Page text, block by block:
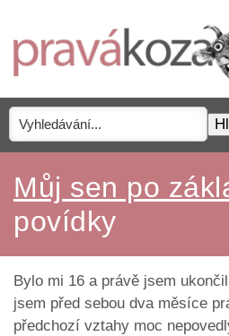
Můj sen po
povídky
Bylo mi 16 a právě jsem
jsem před sebou dva měsíce
předchozí vztahy moc